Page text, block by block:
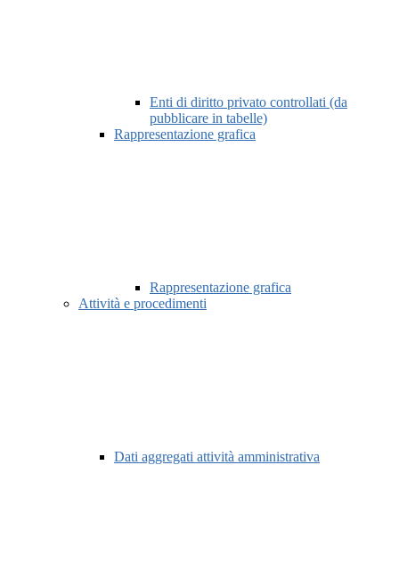
Enti di diritto privato controllati (da
pubblicare in tabelle)
Rappresentazione grafica
Rappresentazione grafica
Attività e procedimenti
Dati aggregati attività amministrativa